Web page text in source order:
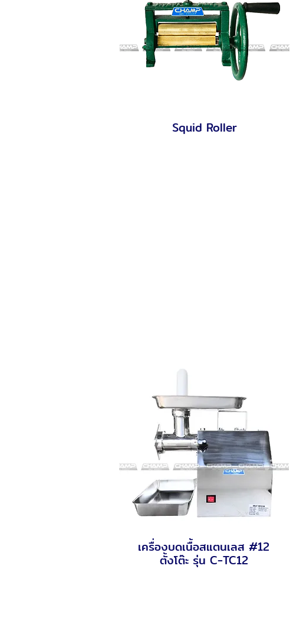
Quick View
Squid Roller
Quick View
เครื่องบดเนื้อสแตนเลส #12
ตั้งโต๊ะ รุ่น C-TC12